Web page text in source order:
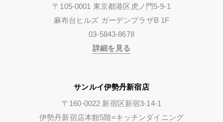
〒105-0001 東京都港区虎ノ門5-9-1
麻布台ヒルズ ガーデンプラザB 1F
03-5843-8678
詳細を見る
サンルイ伊勢丹新宿店
〒160-0022 新宿区新宿3-14-1
伊勢丹新宿店本館5階=キッチンダイニング